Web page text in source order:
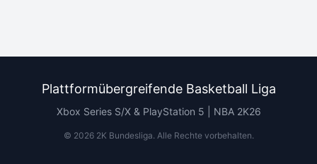
Plattformübergreifende Basketball Liga
Xbox Series S/X & PlayStation 5 | NBA 2K26
© 20262K Bundesliga. Alle Rechte vorbehalten.